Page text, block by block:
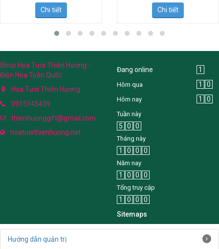
Chi tiết Chi tiết
Shop Hoa Tươi Thiên Hương -
Điện Hoa Toàn Quốc
Hoa Tươi Thiên Hương
0915145439
thienhuonggift@gmail.com
hoatuoithienhuong.net
Đang online 1
Hôm qua 1 0
Hôm nay 1 0
Tuần này
5 0 0
Tháng này
1 0 0 0
Năm nay
1 0 0 0
Tổng truy cập
1 0 0
0
Sitemaps
Hướng dẫn quản trị